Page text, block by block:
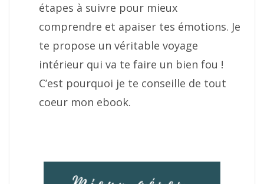
étapes à suivre pour mieux
comprendre et apaiser tes émotions. Je
te propose un véritable voyage
intérieur qui va te faire un bien fou !
C’est pourquoi je te conseille de tout
coeur mon ebook.